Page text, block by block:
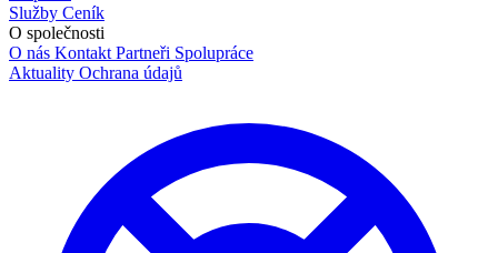
Služby Ceník
O společnosti
O nás Kontakt Partneři Spolupráce
Aktuality Ochrana údajů